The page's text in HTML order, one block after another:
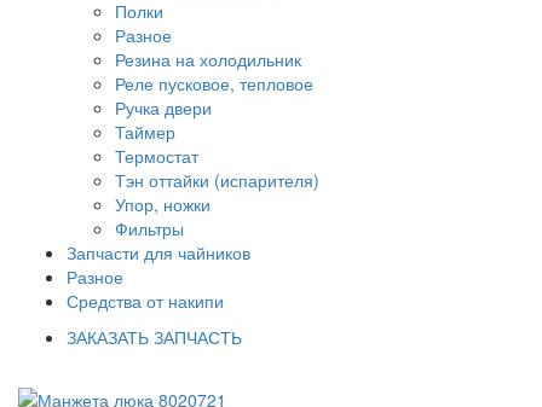
Полки
Разное
Резина на холодильник
Реле пусковое, тепловое
Ручка двери
Таймер
Термостат
Тэн оттайки (испарителя)
Упор, ножки
Фильтры
Запчасти для чайников
Разное
Средства от накипи
ЗАКАЗАТЬ ЗАПЧАСТЬ